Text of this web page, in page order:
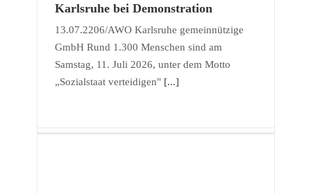
Karlsruhe bei Demonstration
13.07.2206/AWO Karlsruhe gemeinnützige
GmbH Rund 1.300 Menschen sind am
Samstag, 11. Juli 2026, unter dem Motto
„Sozialstaat verteidigen" [...]